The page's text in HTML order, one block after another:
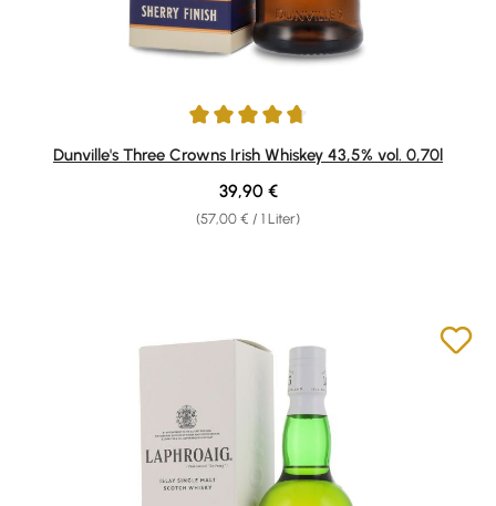
Durchschnittliche Bewertung von 4.83 von 5 Sternen
Dunville's Three Crowns Irish Whiskey 43,5% vol. 0,70l
(57,00 € / 1 Liter)
Regulärer Preis:
39,90 €